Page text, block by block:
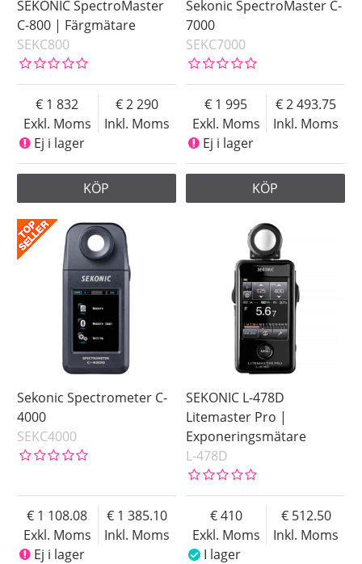
SEKONIC SpectroMaster
C-800 | Färgmätare
SEKC800
Exkl. Moms
1 832
Inkl. Moms
2 290
Ej i lager
KÖP
Sekonic SpectroMaster C-
7000
SEKC7000
Exkl. Moms
1 995
Inkl. Moms
2 493.75
Ej i lager
KÖP
Sekonic Spectrometer C-
4000
SEKC4000
Exkl. Moms
1 108.08
Inkl. Moms
1 385.10
Ej i lager
SEKONIC L-478D
Litemaster Pro |
Exponeringsmätare
L-478D
Exkl. Moms
410
Inkl. Moms
512.50
I lager